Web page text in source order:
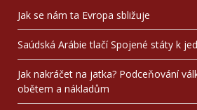
Jak se nám ta Evropa sbližuje
Saúdská Arábie tlačí Spojené státy k
Jak nakráčet na jatka? Podceňování
obětem a nákladům